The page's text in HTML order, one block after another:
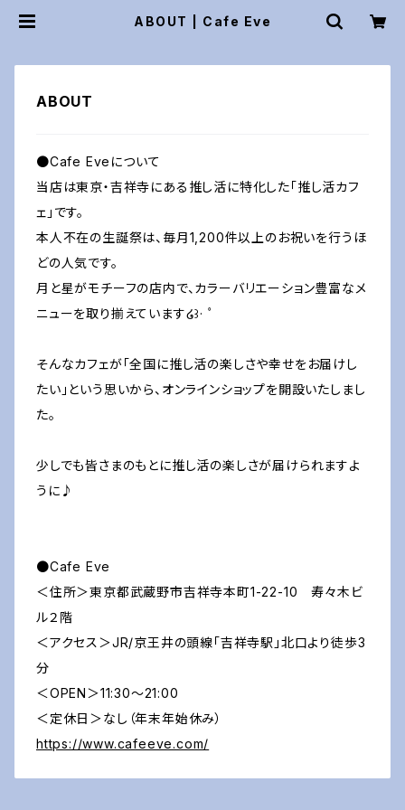
ABOUT | Cafe Eve
ABOUT
●Cafe Eveについて
当店は東京・吉祥寺にある推し活に特化した「推し活カフ
ェ」です。
本人不在の生誕祭は、毎月1,200件以上のお祝いを行うほ
どの人気です。
月と星がモチーフの店内で、カラーバリエーション豊富なメ
ニューを取り揃えています໒꒱· ﾟ
そんなカフェが「全国に推し活の楽しさや幸せをお届けし
たい」という思いから、オンラインショップを開設いたしまし
た。
少しでも皆さまのもとに推し活の楽しさが届けられますよ
うに♪
●Cafe Eve
＜住所＞東京都武蔵野市吉祥寺本町1-22-10 寿々木ビ
ル２階​
＜アクセス＞JR/京王井の頭線「吉祥寺駅」北口より徒歩3
分
＜OPEN＞11:30〜21:00
＜定休日＞なし（年末年始休み）
https://www.cafeeve.com/